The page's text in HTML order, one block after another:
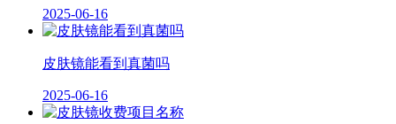
2025-06-16
皮肤镜能看到真菌吗
2025-06-16